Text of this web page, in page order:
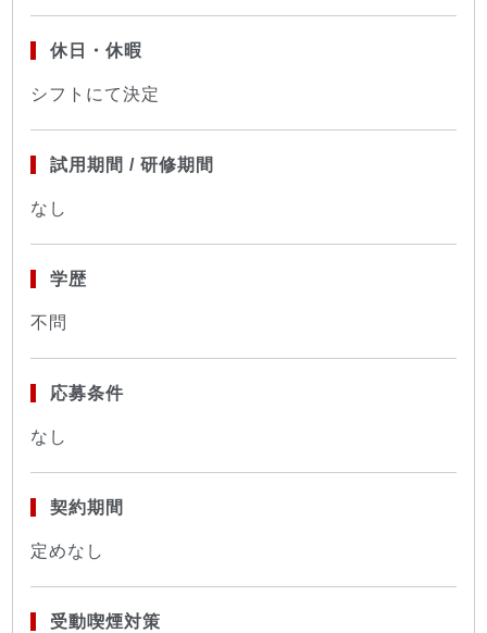
休日・休暇
シフトにて決定
試用期間 / 研修期間
なし
学歴
不問
応募条件
なし
契約期間
定めなし
受動喫煙対策